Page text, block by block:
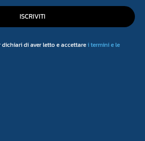
ISCRIVITI
di aver letto e accettarei termini e le